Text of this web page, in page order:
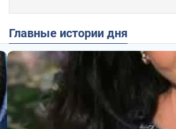
Главные истории дня